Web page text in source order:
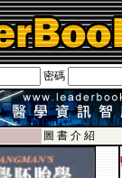
密碼
圖 書 介 紹